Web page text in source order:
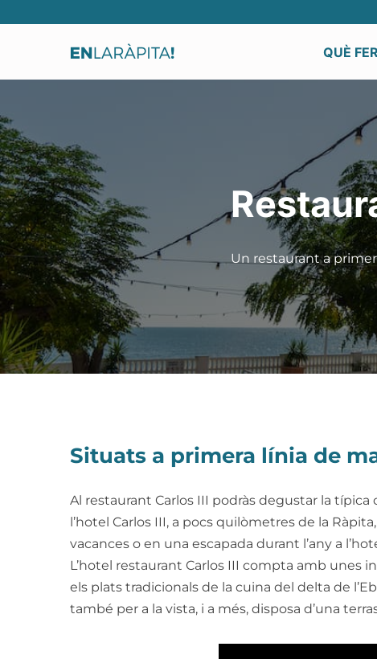
QUÈ
Un restaurant a
Situats a primera línia de
Al restaurant Carlos III podràs degustar la
l’hotel Carlos III, a pocs quilòmetres de la
vacances o en una escapada durant l’any a
L’hotel restaurant Carlos III compta amb unes
els plats tradicionals de la cuina del delta de
també per a la vista, i a més, disposa d’una